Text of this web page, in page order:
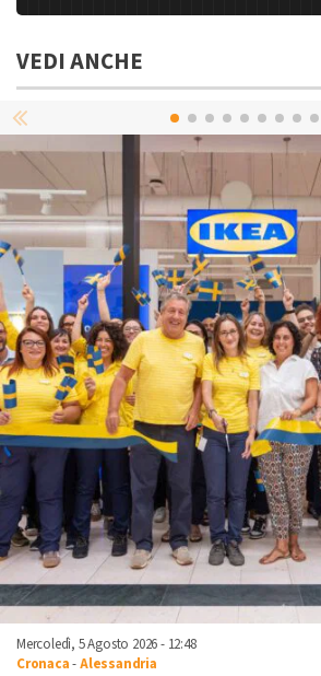
VEDI ANCHE
Mercoledì, 5 Agosto 2026 - 12:48
Cronaca-Alessandria